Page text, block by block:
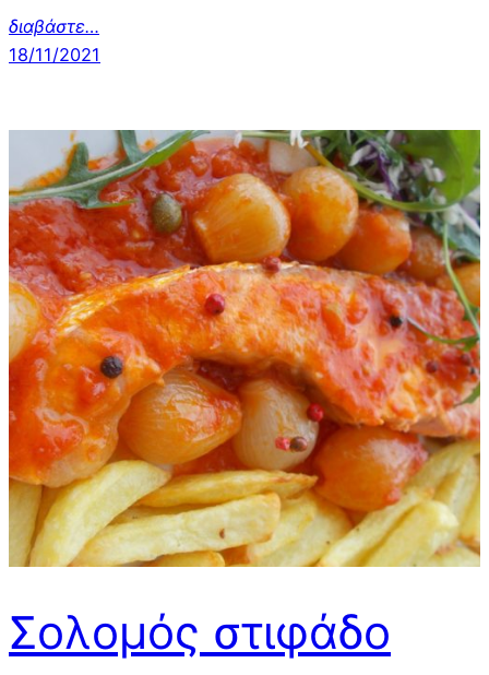
διαβάστε…
18/11/2021
Σολομός στιφάδο